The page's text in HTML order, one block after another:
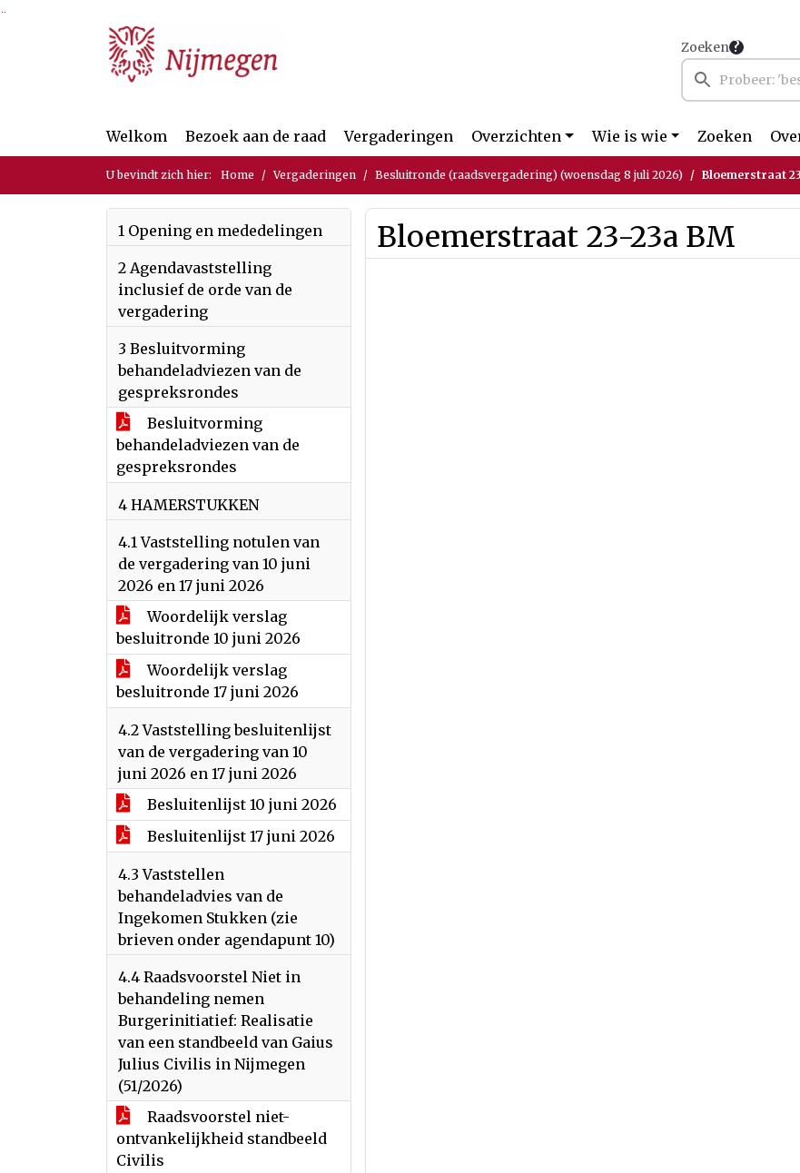
Ga naar de inhoud van deze pagina
Ga naar het zoeken
Ga naar het menu
Zoeken
Welkom Bezoek aan de raad Vergaderingen Overzichten Wie is wie Zoeken
U bevindt zich hier: Home Vergaderingen Besluitronde (raadsvergadering) (woensdag 8 juli 2026) Bloemerstraat
1 Opening en mededelingen
2 Agendavaststelling
inclusief de orde van de
vergadering
3 Besluitvorming
behandeladviezen van de
gespreksrondes
Besluitvorming
behandeladviezen van de
gespreksrondes
4 HAMERSTUKKEN
4.1 Vaststelling notulen van
de vergadering van 10 juni
2026 en 17 juni 2026
Woordelijk verslag
besluitronde 10 juni 2026
Woordelijk verslag
besluitronde 17 juni 2026
4.2 Vaststelling besluitenlijst
van de vergadering van 10
juni 2026 en 17 juni 2026
Besluitenlijst 10 juni 2026
Besluitenlijst 17 juni 2026
4.3 Vaststellen
behandeladvies van de
Ingekomen Stukken (zie
brieven onder agendapunt 10)
4.4 Raadsvoorstel Niet in
behandeling nemen
Burgerinitiatief: Realisatie
van een standbeeld van Gaius
Julius Civilis in Nijmegen
(51/2026)
Raadsvoorstel niet-
ontvankelijkheid standbeeld
Civilis
Bloemerstraat 23-23a BM